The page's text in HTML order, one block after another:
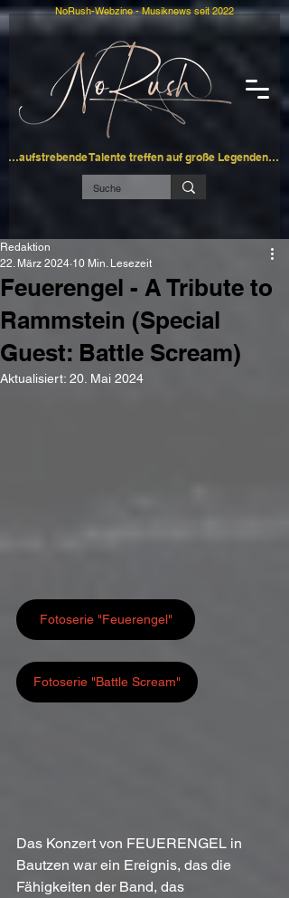
…aufstrebende Talente treffen auf große Legenden…
NoRush-Webzine - Musiknews seit 2022
Feuerengel - A Tribute to
Rammstein (Special
Guest: Battle Scream)
Redaktion
22. März 2024 10 Min. Lesezeit
Aktualisiert: 20. Mai 2024
Fotoserie "Feuerengel"
Fotoserie "Battle Scream"
Das Konzert von FEUERENGEL in
Bautzen war ein Ereignis, das die
Fähigkeiten der Band, das